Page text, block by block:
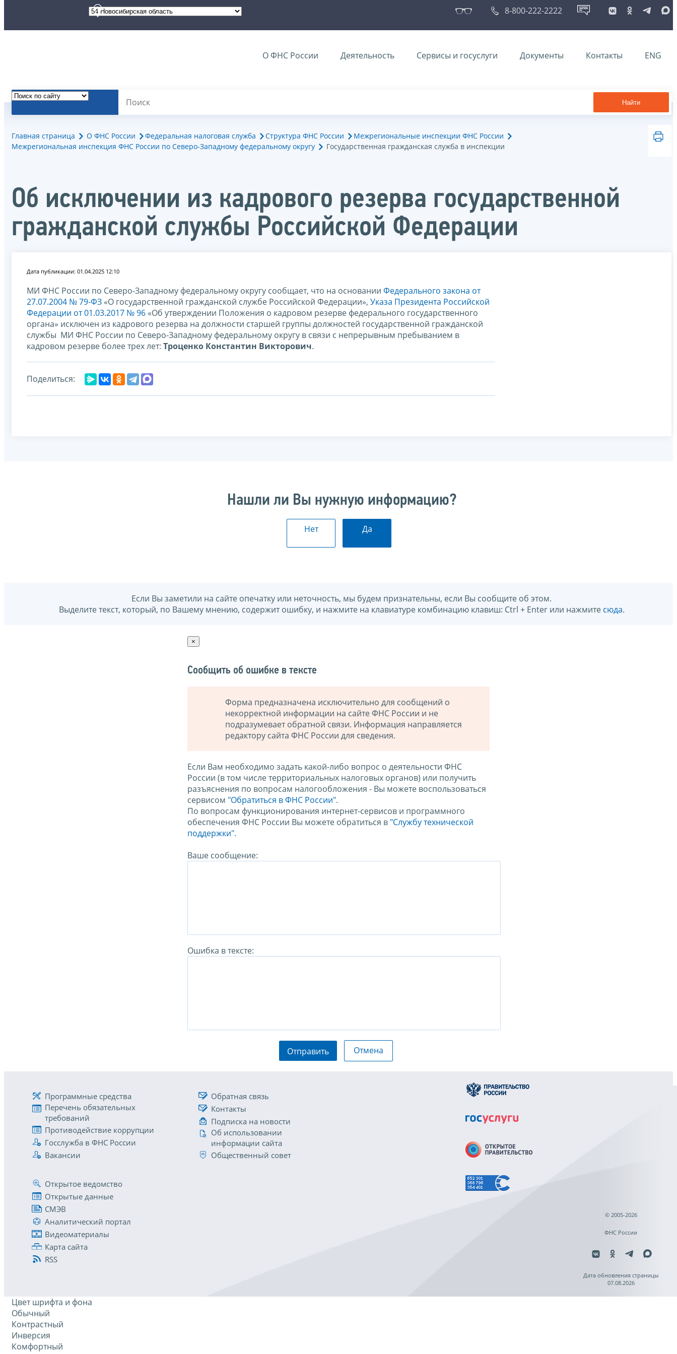
8-800-222-2222
О ФНС России Деятельность Сервисы и госуслуги Документы Контакты ENG
Найти
Главная страница О ФНС России Федеральная налоговая служба Структура ФНС России
Межрегиональные инспекции ФНС России
Межрегиональная инспекция ФНС России по Северо-Западному федеральному округу
Государственная гражданская служба в инспекции
Об исключении из кадрового резерва государственной
гражданской службы Российской Федерации
Дата публикации: 01.04.2025 12:10
МИ ФНС России по Северо-Западному федеральному округу сообщает, что на основании Федерального закона от
27.07.2004 № 79-ФЗ «О государственной гражданской службе Российской Федерации», Указа Президента Российской
Федерации от 01.03.2017 № 96 «Об утверждении Положения о кадровом резерве федерального государственного
органа» исключен из кадрового резерва на должности старшей группы должностей государственной гражданской
службы МИ ФНС России по Северо-Западному федеральному округу в связи с непрерывным пребыванием в
кадровом резерве более трех лет: Троценко Константин Викторович.
Поделиться:
Нашли ли Вы нужную информацию?
Нет Да
Если Вы заметили на сайте опечатку или неточность, мы будем признательны, если Вы сообщите об этом.
Выделите текст, который, по Вашему мнению, содержит ошибку, и нажмите на клавиатуре комбинацию клавиш: Ctrl + Enter или нажмите сюда.
×
Сообщить об ошибке в тексте
Форма предназначена исключительно для сообщений о
некорректной информации на сайте ФНС России и не
подразумевает обратной связи. Информация направляется
редактору сайта ФНС России для сведения.
Если Вам необходимо задать какой-либо вопрос о деятельности ФНС
России (в том числе территориальных налоговых органов) или получить
разъяснения по вопросам налогообложения - Вы можете воспользоваться
сервисом "Обратиться в ФНС России".
По вопросам функционирования интернет-сервисов и программного
обеспечения ФНС России Вы можете обратиться в "Службу технической
поддержки".
Ваше сообщение:
Ошибка в тексте:
Отправить Отмена
Программные средства
Перечень обязательных
требований
Противодействие коррупции
Госслужба в ФНС России
Вакансии
Обратная связь
Контакты
Подписка на новости
Об использовании
информации сайта
Общественный совет
Открытое ведомство
Открытые данные
СМЭВ
Аналитический портал
Видеоматериалы
Карта сайта
RSS
© 2005-2026
ФНС России
Дата обновления страницы
07.08.2026
Цвет шрифта и фона
Обычный
Контрастный
Инверсия
Комфортный